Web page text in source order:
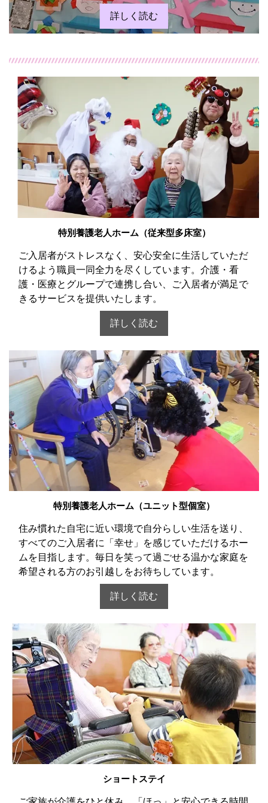
詳しく読む
特別養護老人ホーム（従来型多床室）
ご入居者がストレスなく、安心安全に生活していただ
けるよう職員一同全力を尽くしています。介護・看
護・医療とグループで連携し合い、ご入居者が満足で
きるサービスを提供いたします。
詳しく読む
特別養護老人ホーム（ユニット型個室）
住み慣れた自宅に近い環境で自分らしい生活を送り、
すべてのご入居者に「幸せ」を感じていただけるホー
ムを目指します。毎日を笑って過ごせる温かな家庭を
希望される方のお引越しをお待ちしています。
詳しく読む
ショートステイ